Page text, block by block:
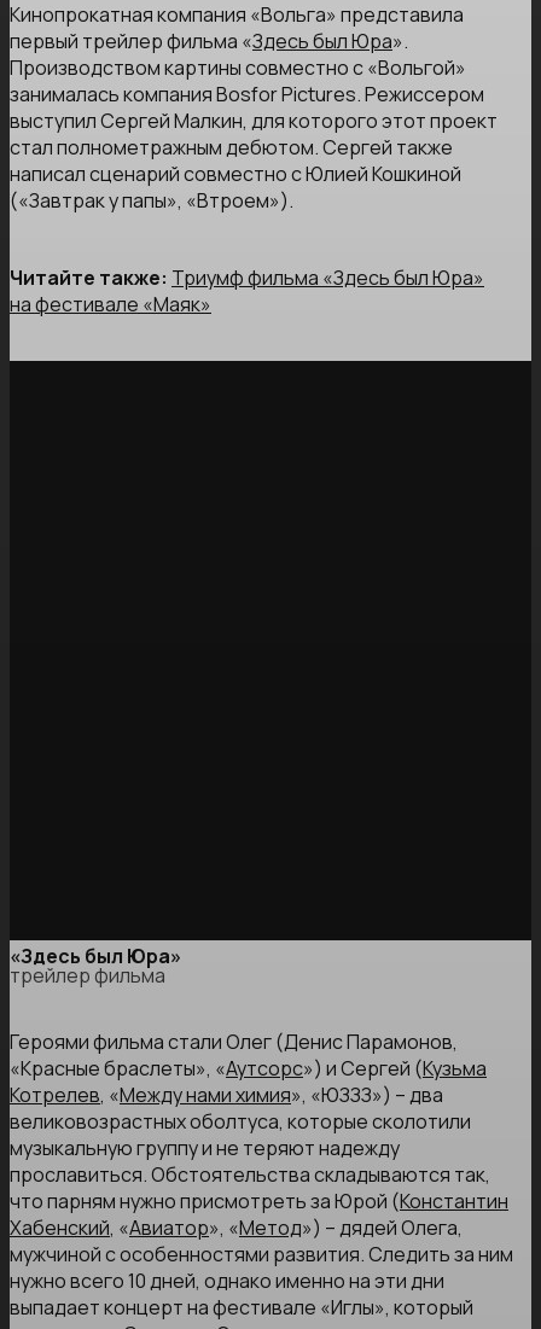
Кинопрокатная компания «Вольга» представила
первый трейлер фильма «Здесь был Юра».
Производством картины совместно с «Вольгой»
занималась компания Bosfor Pictures. Режиссером
выступил Сергей Малкин, для которого этот проект
стал полнометражным дебютом. Сергей также
написал сценарий совместно с Юлией Кошкиной
(«Завтрак у папы», «Втроем»).
Читайте также: Триумф фильма «Здесь был Юра»
на фестивале «Маяк»
«Здесь был Юра»
трейлер фильма
Героями фильма стали Олег (Денис Парамонов,
«Красные браслеты», «Аутсорс») и Сергей (Кузьма
Котрелев, «Между нами химия», «ЮЗЗЗ») – два
великовозрастных оболтуса, которые сколотили
музыкальную группу и не теряют надежду
прославиться. Обстоятельства складываются так,
что парням нужно присмотреть за Юрой (Константин
Хабенский, «Авиатор», «Метод») – дядей Олега,
мужчиной с особенностями развития. Следить за ним
нужно всего 10 дней, однако именно на эти дни
выпадает концерт на фестивале «Иглы», который